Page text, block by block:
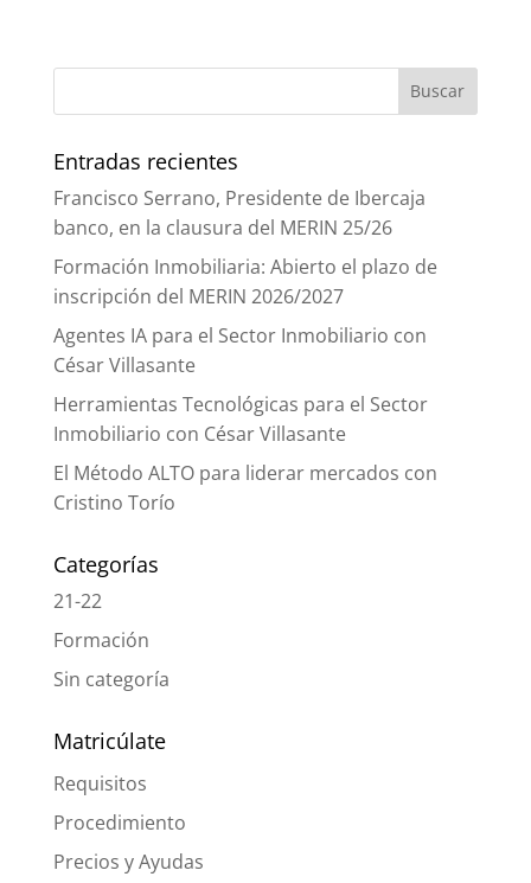
Entradas recientes
Francisco Serrano, Presidente de Ibercaja
banco, en la clausura del MERIN 25/26
Formación Inmobiliaria: Abierto el plazo de
inscripción del MERIN 2026/2027
Agentes IA para el Sector Inmobiliario con
César Villasante
Herramientas Tecnológicas para el Sector
Inmobiliario con César Villasante
El Método ALTO para liderar mercados con
Cristino Torío
Categorías
21-22
Formación
Sin categoría
Matricúlate
Requisitos
Procedimiento
Precios y Ayudas